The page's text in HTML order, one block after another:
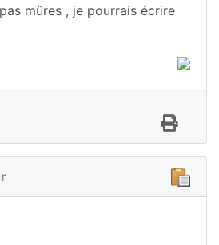
mûres , je pourrais écrire